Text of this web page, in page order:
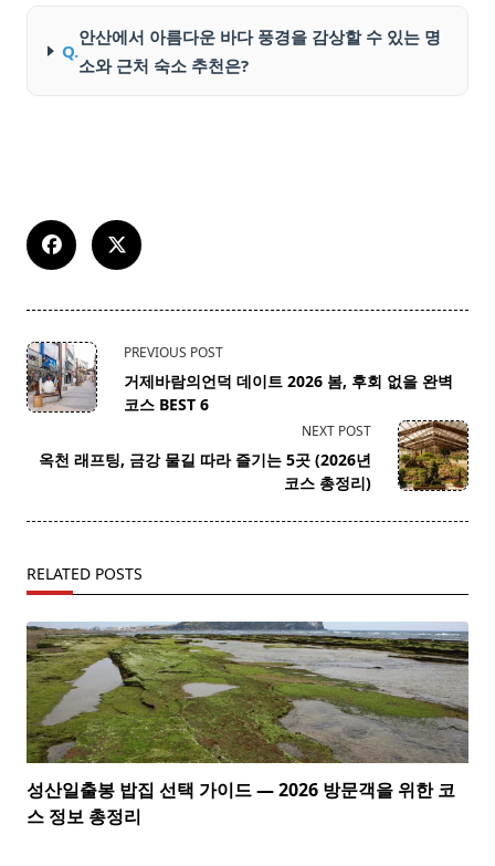
Q.
안산에서 아름다운 바다 풍경을 감상할 수 있는 명
소와 근처 숙소 추천은?
<span
class="nav-
subtitle
reader-
PREVIOUS POST
거제바람의언덕 데이트 2026 봄, 후회 없을 완벽
코스 BEST 6
NEXT POST
옥천 래프팅, 금강 물길 따라 즐기는 5곳 (2026년
코스 총정리)
RELATED POSTS
성산일출봉 밥집 선택 가이드 — 2026 방문객을 위한 코
스 정보 총정리